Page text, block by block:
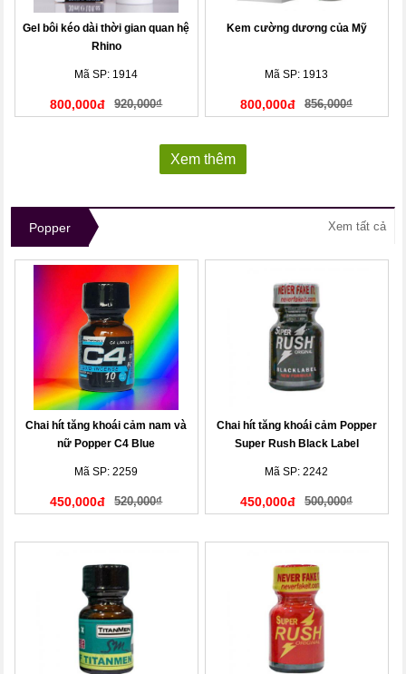
Gel bôi kéo dài thời gian quan hệ
Rhino
Mã SP: 1914
800,000đ 920,000₫
Kem cường dương của Mỹ
Mã SP: 1913
800,000đ 856,000₫
Xem thêm
Popper Xem tất cả
Chai hít tăng khoái cảm nam và
nữ Popper C4 Blue
Mã SP: 2259
450,000đ 520,000₫
Chai hít tăng khoái cảm Popper
Super Rush Black Label
Mã SP: 2242
450,000đ 500,000₫